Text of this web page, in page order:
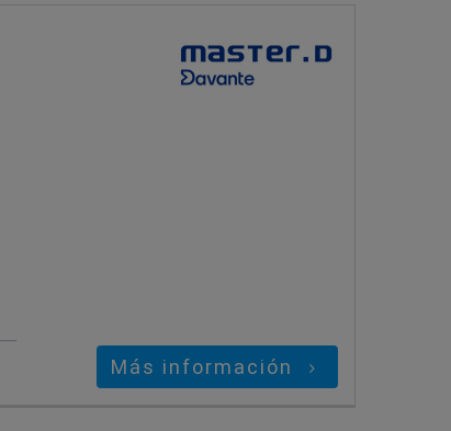
Más información